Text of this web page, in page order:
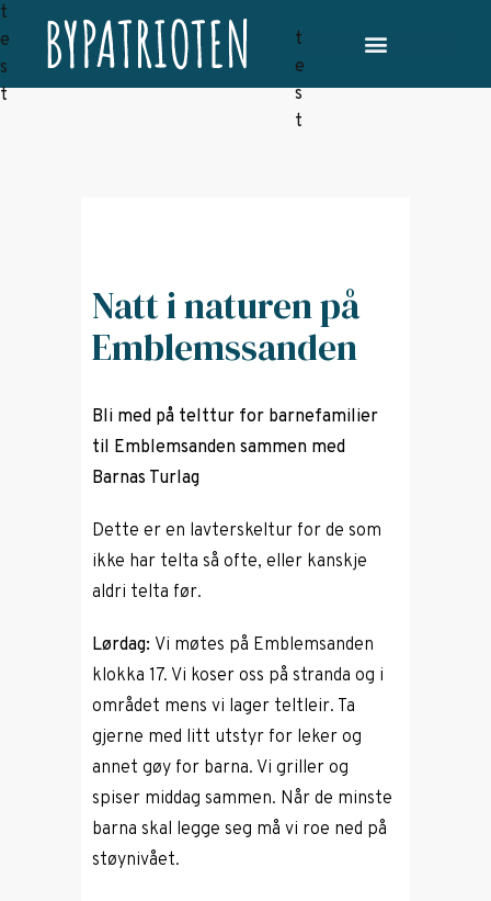
Natt i naturen på
Emblemssanden
Bli med på telttur for barnefamilier
til Emblemsanden sammen med
Barnas Turlag
Dette er en lavterskeltur for de som
ikke har telta så ofte, eller kanskje
aldri telta før.
Lørdag: Vi møtes på Emblemsanden
klokka 17. Vi koser oss på stranda og i
området mens vi lager teltleir. Ta
gjerne med litt utstyr for leker og
annet gøy for barna. Vi griller og
spiser middag sammen. Når de minste
barna skal legge seg må vi roe ned på
støynivået.